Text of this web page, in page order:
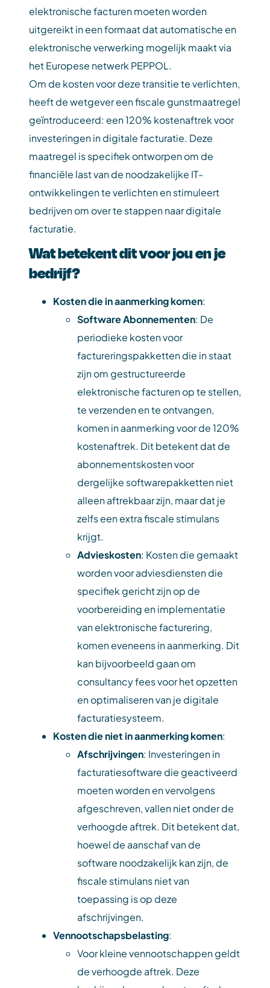
elektronische facturen moeten worden
uitgereikt in een formaat dat automatische en
elektronische verwerking mogelijk maakt via
het Europese netwerk PEPPOL.
Om de kosten voor deze transitie te verlichten,
heeft de wetgever een fiscale gunstmaatregel
geïntroduceerd: een 120% kostenaftrek voor
investeringen in digitale facturatie. Deze
maatregel is specifiek ontworpen om de
financiële last van de noodzakelijke IT-
ontwikkelingen te verlichten en stimuleert
bedrijven om over te stappen naar digitale
facturatie.
Wat betekent dit voor jou en je
bedrijf?
Kosten die in aanmerking komen:
Software Abonnementen: De
periodieke kosten voor
factureringspakketten die in staat
zijn om gestructureerde
elektronische facturen op te stellen,
te verzenden en te ontvangen,
komen in aanmerking voor de 120%
kostenaftrek. Dit betekent dat de
abonnementskosten voor
dergelijke softwarepakketten niet
alleen aftrekbaar zijn, maar dat je
zelfs een extra fiscale stimulans
krijgt.
Advieskosten: Kosten die gemaakt
worden voor adviesdiensten die
specifiek gericht zijn op de
voorbereiding en implementatie
van elektronische facturering,
komen eveneens in aanmerking. Dit
kan bijvoorbeeld gaan om
consultancy fees voor het opzetten
en optimaliseren van je digitale
facturatiesysteem.
Kosten die niet in aanmerking komen:
Afschrijvingen: Investeringen in
facturatiesoftware die geactiveerd
moeten worden en vervolgens
afgeschreven, vallen niet onder de
verhoogde aftrek. Dit betekent dat,
hoewel de aanschaf van de
software noodzakelijk kan zijn, de
fiscale stimulans niet van
toepassing is op deze
afschrijvingen.
Vennootschapsbelasting:
Voor kleine vennootschappen geldt
de verhoogde aftrek. Deze